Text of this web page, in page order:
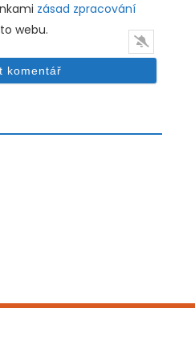
zásad zpracování
webu.